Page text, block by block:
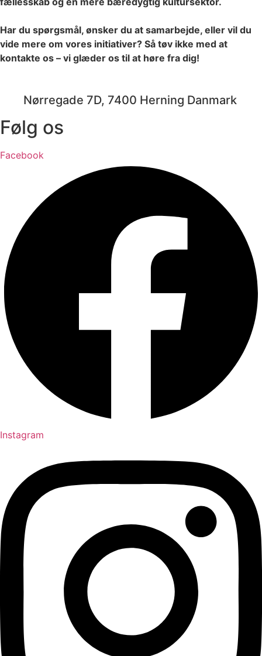
Har du spørgsmål, ønsker du at samarbejde, eller vil du
vide mere om vores initiativer? Så tøv ikke med at
kontakte os – vi glæder os til at høre fra dig!
Nørregade 7D, 7400 Herning Danmark
Følg os
Facebook
Instagram